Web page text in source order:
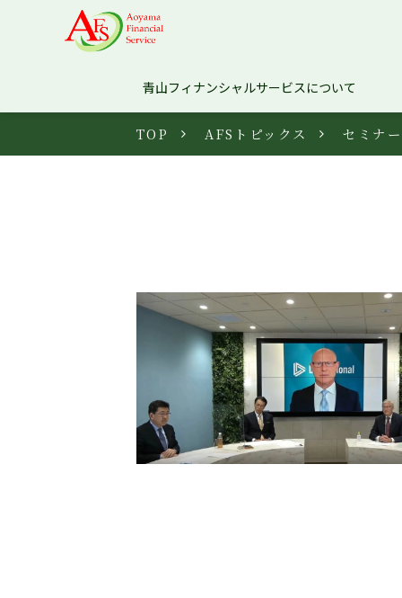
青山フィナンシャルサービスについて
TOP AFSトピックス セミナ